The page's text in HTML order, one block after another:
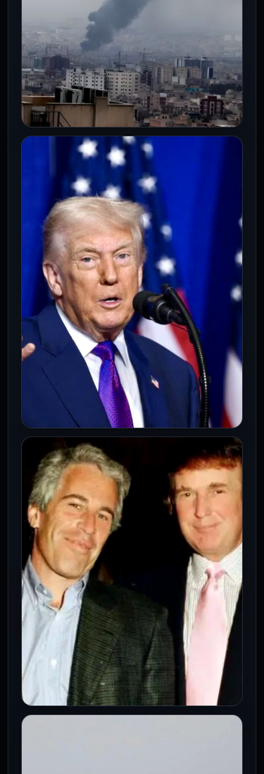
INTERNACIONALES
Pentágono anuncia jornada de
bombardeos más intensa en Irán
este martes
10 Mar 2026
Estados Unidos intensifica hoy su
ofensiva aérea contra Irán en el marco de
la Operación Furia Épica iniciada…
INTERNACIONALES
A 10 días de la ofensiva «El conflicto
con Irán está prácticamente
terminado», afirma Trump
9 Mar 2026
Donald Trump asegura que la ofensiva
contra Teherán finalizó antes de lo
previsto y analiza tomar el control…